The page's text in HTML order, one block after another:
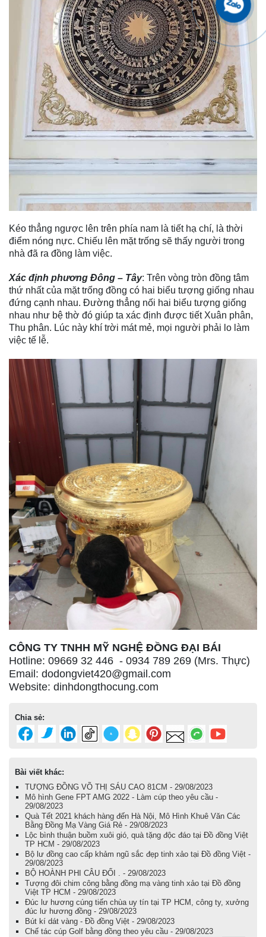
Kéo thẳng ngược lên trên phía nam là tiết hạ chí, là thời
điểm nóng nực. Chiếu lên mặt trống sẽ thấy người trong
nhà đã ra đồng làm việc.
Xác định phương Đông – Tây: Trên vòng tròn đồng tâm
thứ nhất của mặt trống đồng có hai biểu tượng giống nhau
đứng cạnh nhau. Đường thẳng nối hai biểu tượng giống
nhau như bệ thờ đó giúp ta xác định được tiết Xuân phân,
Thu phân. Lúc này khí trời mát mẻ, mọi người phải lo làm
việc tế lễ.
CÔNG TY TNHH MỸ NGHỆ ĐỒNG ĐẠI BÁI
Hotline: 09669 32 446 - 0934 789 269 (Mrs. Thực)
Email: dodongviet420@gmail.com
Website: dinhdongthocung.com
Chia sẻ:
Bài viết khác:
TƯỢNG ĐỒNG VÕ THỊ SÁU CAO 81CM - 29/08/2023
Mô hình Gene FPT AMG 2022 - Làm cúp theo yêu cầu -
29/08/2023
Quà Tết 2021 khách hàng đến Hà Nội, Mô Hình Khuê Văn Các
Bằng Đồng Mạ Vàng Giá Rẻ - 29/08/2023
Lộc bình thuận buồm xuôi gió, quà tặng độc đáo tại Đồ đồng Việt
TP HCM - 29/08/2023
Bộ lư đồng cao cấp khảm ngũ sắc đẹp tinh xảo tại Đồ đồng Việt -
29/08/2023
BỘ HOÀNH PHI CÂU ĐỐI . - 29/08/2023
Tượng đôi chim công bằng đồng mạ vàng tinh xảo tại Đồ đồng
Việt TP HCM - 29/08/2023
Đúc lư hương cúng tiến chùa uy tín tại TP HCM, công ty, xưởng
đúc lư hương đồng - 29/08/2023
Bút kí dát vàng - Đồ đồng Việt - 29/08/2023
Chế tác cúp Golf bằng đồng theo yêu cầu - 29/08/2023